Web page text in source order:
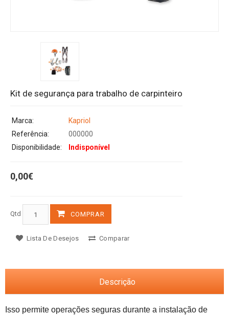
Kit de segurança para trabalho de carpinteiro
Marca:
Kapriol
Referência:
000000
Disponibilidade:
Indisponível
0,00€
Qtd COMPRAR
Lista De Desejos Comparar
Descrição
Isso permite operações seguras durante a instalação de